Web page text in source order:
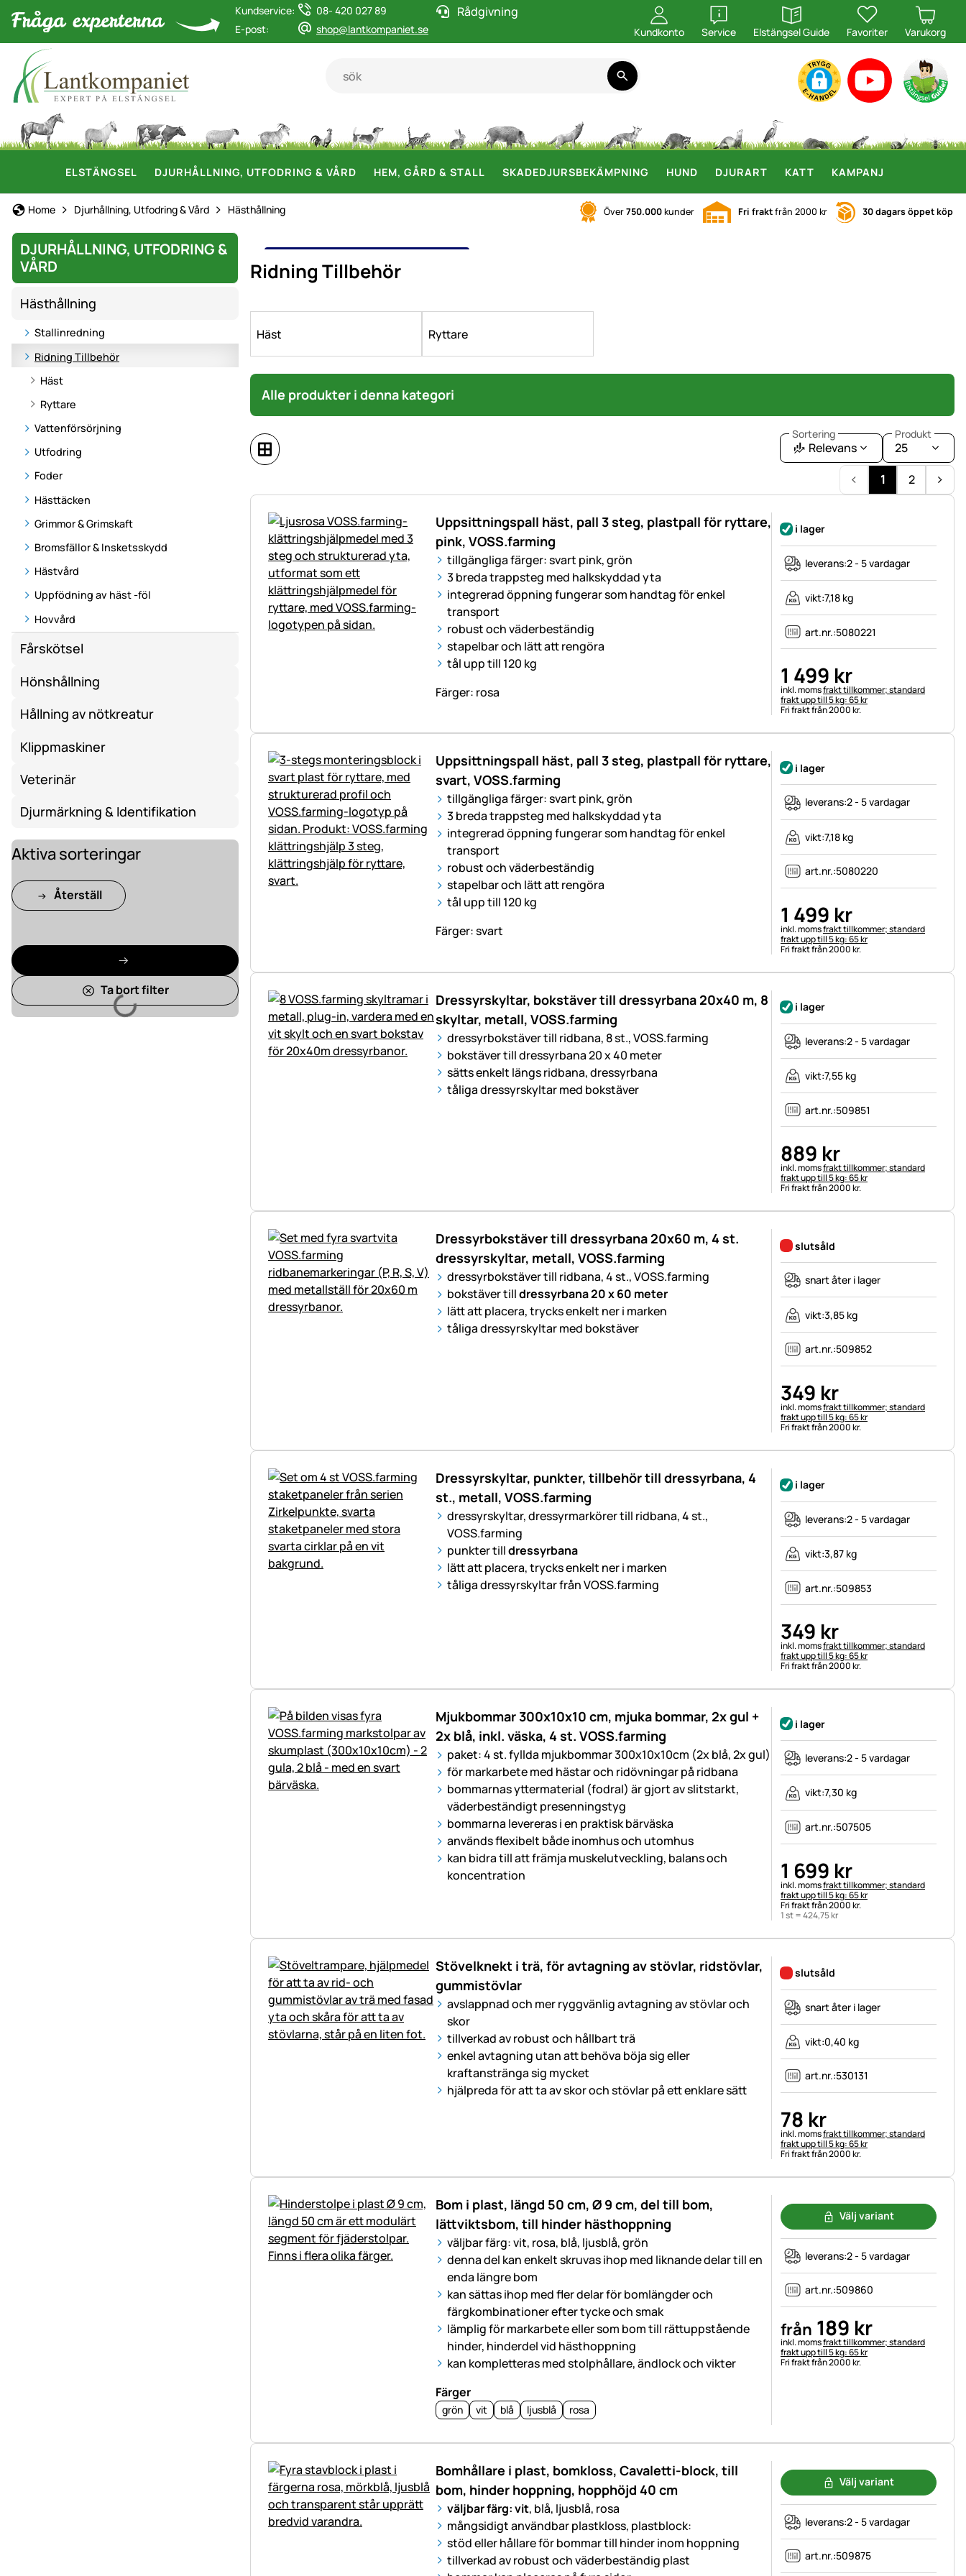
Kundservice:
08- 420 027 89
E-post:
shop@lantkompaniet.se
Rådgivning
Kundkonto Service
öppna
Elstängsel Guide
öppna
Favoriter Varukorg
ELSTÄNGSEL DJURHÅLLNING, UTFODRING & VÅRD HEM, GÅRD & STALL SKADEDJURSBEKÄMPNING HUND DJURART KATT KAMPANJ
Home Djurhållning, Utfodring & Vård Hästhållning Över750.000kunder Fri fraktfrån 2000 kr 30 dagars öppet köp
DJURHÅLLNING, UTFODRING &
VÅRD
Hästhållning
Stallinredning
Ridning Tillbehör
Häst
Ryttare
Vattenförsörjning
Utfodring
Foder
Hästtäcken
Grimmor & Grimskaft
Bromsfällor & Insketsskydd
Hästvård
Uppfödning av häst -föl
Hovvård
Fårskötsel
Hönshållning
Hållning av nötkreatur
Klippmaskiner
Veterinär
Djurmärkning & Identifikation
Laddar
Aktiva sorteringar
Återställ
Ta bort filter
RIDNING TILLBEHÖR
Ridning Tillbehör
Häst Ryttare
Alle produkter i denna kategori
Sortering
Relevans
Produkt
25
1
2
Uppsittningspall häst, pall 3 steg, plastpall för ryttare,
pink, VOSS.farming
tillgängliga färger: svart pink, grön
3 breda trappsteg med halkskyddad yta
integrerad öppning fungerar som handtag för enkel
transport
robust och väderbeständig
stapelbar och lätt att rengöra
tål upp till 120 kg
Färger: rosa
i lager
leverans:2 - 5 vardagar
vikt:7,18 kg
art.nr.:5080221
1 499 kr
Skatteinformation:
inkl. momsfrakt tillkommer; standard
frakt upp till 5 kg: 65 kr
Fri frakt från 2000 kr.
Uppsittningspall häst, pall 3 steg, plastpall för ryttare,
svart, VOSS.farming
tillgängliga färger: svart pink, grön
3 breda trappsteg med halkskyddad yta
integrerad öppning fungerar som handtag för enkel
transport
robust och väderbeständig
stapelbar och lätt att rengöra
tål upp till 120 kg
Färger: svart
i lager
leverans:2 - 5 vardagar
vikt:7,18 kg
art.nr.:5080220
1 499 kr
Skatteinformation:
inkl. momsfrakt tillkommer; standard
frakt upp till 5 kg: 65 kr
Fri frakt från 2000 kr.
Dressyrskyltar, bokstäver till dressyrbana 20x40 m, 8
skyltar, metall, VOSS.farming
dressyrbokstäver till ridbana, 8 st., VOSS.farming
bokstäver till dressyrbana 20 x 40 meter
sätts enkelt längs ridbana, dressyrbana
tåliga dressyrskyltar med bokstäver
i lager
leverans:2 - 5 vardagar
vikt:7,55 kg
art.nr.:509851
889 kr
Skatteinformation:
inkl. momsfrakt tillkommer; standard
frakt upp till 5 kg: 65 kr
Fri frakt från 2000 kr.
Dressyrbokstäver till dressyrbana 20x60 m, 4 st.
dressyrskyltar, metall, VOSS.farming
dressyrbokstäver till ridbana, 4 st., VOSS.farming
bokstäver tilldressyrbana20 x 60 meter
lätt att placera, trycks enkelt ner i marken
tåliga dressyrskyltar med bokstäver
slutsåld
snart åter i lager
vikt:3,85 kg
art.nr.:509852
349 kr
Skatteinformation:
inkl. momsfrakt tillkommer; standard
frakt upp till 5 kg: 65 kr
Fri frakt från 2000 kr.
Dressyrskyltar, punkter, tillbehör till dressyrbana, 4
st., metall, VOSS.farming
dressyrskyltar, dressyrmarkörer till ridbana, 4 st.,
VOSS.farming
punkter tilldressyrbana
lätt att placera, trycks enkelt ner i marken
tåliga dressyrskyltar från VOSS.farming
i lager
leverans:2 - 5 vardagar
vikt:3,87 kg
art.nr.:509853
349 kr
Skatteinformation:
inkl. momsfrakt tillkommer; standard
frakt upp till 5 kg: 65 kr
Fri frakt från 2000 kr.
Mjukbommar 300x10x10 cm, mjuka bommar, 2x gul +
2x blå, inkl. väska, 4 st. VOSS.farming
paket: 4 st. fyllda mjukbommar 300x10x10cm (2x blå, 2x gul)
för markarbete med hästar och ridövningar på ridbana
bommarnas yttermaterial (fodral) är gjort av slitstarkt,
väderbeständigt presenningstyg
bommarna levereras i en praktisk bärväska
används flexibelt både inomhus och utomhus
kan bidra till att främja muskelutveckling, balans och
koncentration
i lager
leverans:2 - 5 vardagar
vikt:7,30 kg
art.nr.:507505
1 699 kr
Skatteinformation:
inkl. momsfrakt tillkommer; standard
frakt upp till 5 kg: 65 kr
Fri frakt från 2000 kr.
1 st =424,75kr
Stövelknekt i trä, för avtagning av stövlar, ridstövlar,
gummistövlar
avslappnad och mer ryggvänlig avtagning av stövlar och
skor
tillverkad av robust och hållbart trä
enkel avtagning utan att behöva böja sig eller
kraftanstränga sig mycket
hjälpreda för att ta av skor och stövlar på ett enklare sätt
slutsåld
snart åter i lager
vikt:0,40 kg
art.nr.:530131
78 kr
Skatteinformation:
inkl. momsfrakt tillkommer; standard
frakt upp till 5 kg: 65 kr
Fri frakt från 2000 kr.
Bom i plast, längd 50 cm, Ø 9 cm, del till bom,
lättviktsbom, till hinder hästhoppning
väljbar färg: vit, rosa, blå, ljusblå, grön
denna del kan enkelt skruvas ihop med liknande delar till en
enda längre bom
kan sättas ihop med fler delar för bomlängder och
färgkombinationer efter tycke och smak
lämplig för markarbete eller som bom till rättuppstående
hinder, hinderdel vid hästhoppning
kan kompletteras med stolphållare, ändlock och vikter
Färger
grön vit blå ljusblå rosa
Välj variant
leverans:2 - 5 vardagar
art.nr.:509860
från 189 kr
Skatteinformation:
inkl. momsfrakt tillkommer; standard
frakt upp till 5 kg: 65 kr
Fri frakt från 2000 kr.
Bomhållare i plast, bomkloss, Cavaletti-block, till
bom, hinder hoppning, hopphöjd 40 cm
väljbar färg: vit, blå, ljusblå, rosa
mångsidigt användbar plastkloss, plastblock:
stöd eller hållare för bommar till hinder inom hoppning
tillverkad av robust och väderbeständig plast
Välj variant
leverans:2 - 5 vardagar
art.nr.:509875